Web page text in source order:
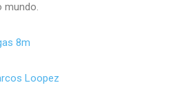
mundo.
8m
Loopez